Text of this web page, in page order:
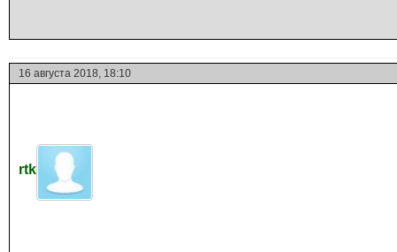
16 августа 2018, 18:10
rtk